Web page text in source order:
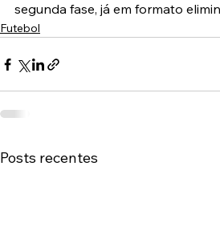
segunda fase, já em formato
Futebol
Posts recentes